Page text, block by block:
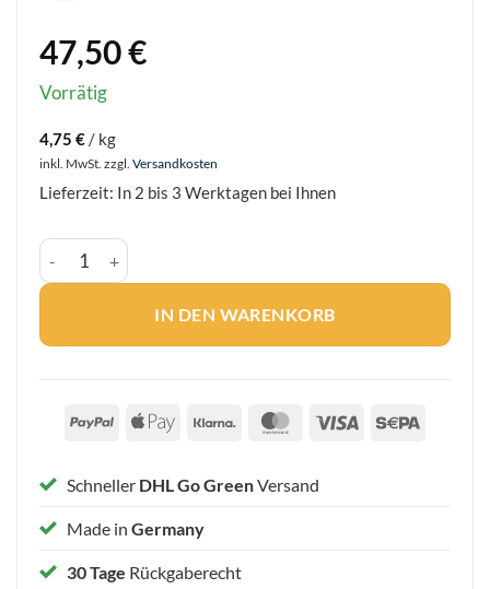
47,50€
Vorrätig
4,75 €/ kg
inkl. MwSt. zzgl. Versandkosten
Lieferzeit: In 2 bis 3 Werktagen bei Ihnen
Fahrzeug- und Landmaschinenreiniger - Schopf Hygiene
IN DEN WARENKORB
PayPal Apple
Klarna MasterCard
Visa
Schneller DHL Go GreenVersand
Made in Germany
30 Tage Rückgaberecht